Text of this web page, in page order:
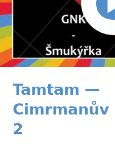
Tamtam —
Cimrmanův
2